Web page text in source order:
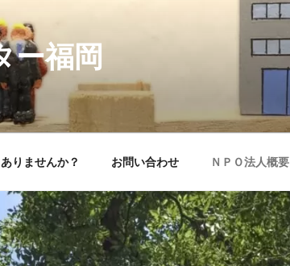
ー福岡
りませんか？ お問い合わせ ＮＰＯ法人概要